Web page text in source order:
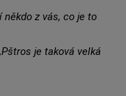
někdo z vás, co je to
je taková velká